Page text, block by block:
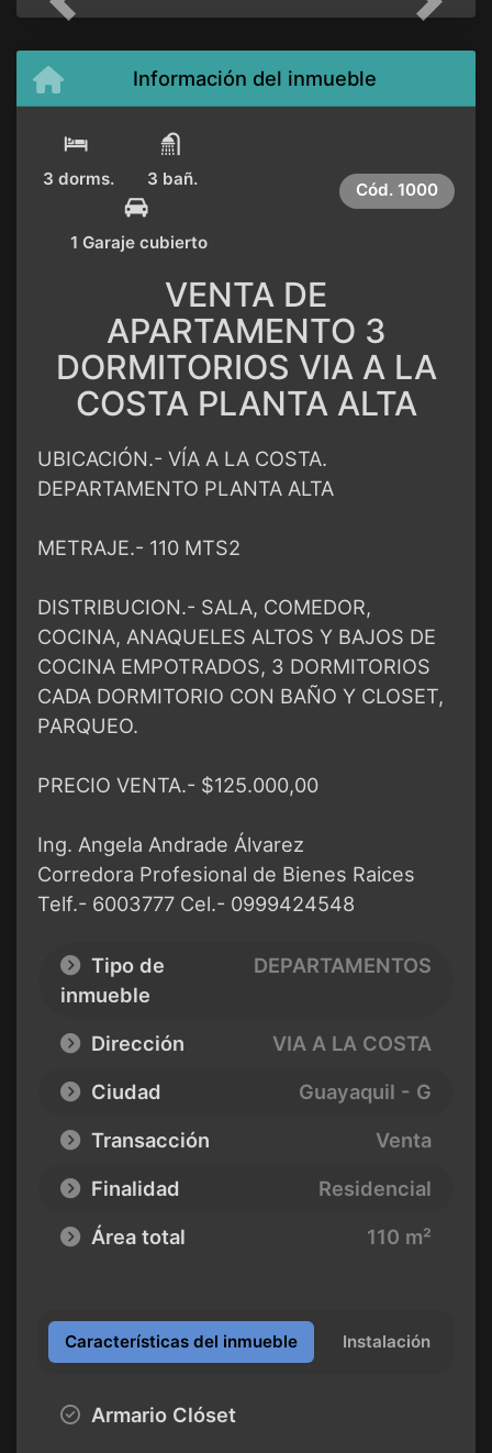
Previous Next
Información del inmueble
3 dorms. 3 bañ.
1 Garaje cubierto
Cód. 1000
VENTA DE
APARTAMENTO 3
DORMITORIOS VIA A LA
COSTA PLANTA ALTA
UBICACIÓN.- VÍA A LA COSTA.
DEPARTAMENTO PLANTA ALTA
METRAJE.- 110 MTS2
DISTRIBUCION.- SALA, COMEDOR,
COCINA, ANAQUELES ALTOS Y BAJOS DE
COCINA EMPOTRADOS, 3 DORMITORIOS
CADA DORMITORIO CON BAÑO Y CLOSET,
PARQUEO.
PRECIO VENTA.- $125.000,00
Ing. Angela Andrade Álvarez
Corredora Profesional de Bienes Raices
Telf.- 6003777 Cel.- 0999424548
Tipo de
inmueble
DEPARTAMENTOS
Dirección
VIA A LA COSTA
Ciudad
Guayaquil - G
Transacción
Venta
Finalidad
Residencial
Área total
110 m²
Características del inmueble Instalación
Armario Clóset